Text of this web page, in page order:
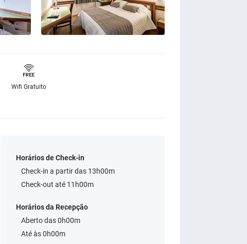
Wifi Gratuito
Horários de Check-in
Check-in a partir das 13h00m
Check-out até 11h00m
Horários da Recepção
Aberto das 0h00m
Até às 0h00m